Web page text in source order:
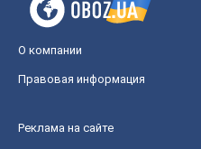
О компании
Правовая информация
Реклама на сайте